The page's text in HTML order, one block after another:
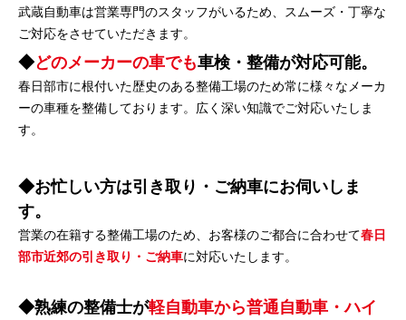
武蔵自動車は営業専門のスタッフがいるため、スムーズ・丁寧な
ご対応をさせていただきます。
どのメーカーの車でも車検・整備が対応可能。
春日部市に根付いた歴史のある整備工場のため常に様々なメーカ
ーの車種を整備しております。広く深い知識でご対応いたしま
す。
お忙しい方は引き取り・ご納車にお伺いしま
す。
営業の在籍する整備工場のため、お客様のご都合に合わせて春日
部市近郊の引き取り・ご納車に対応いたします。
熟練の整備士が軽自動車から普通自動車・ハイ